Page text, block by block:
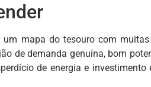
um mapa do tesouro com
de demanda genuína, bom
de energia e